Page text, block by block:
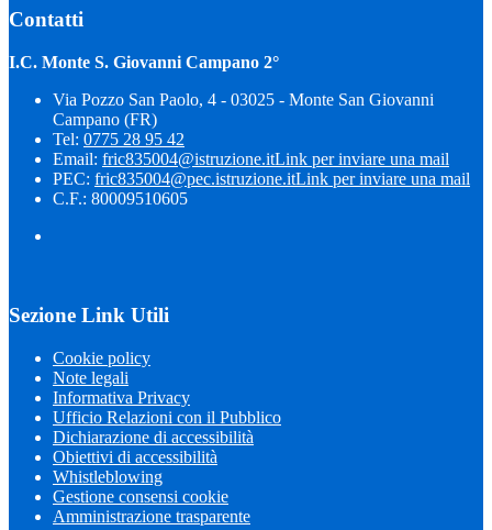
Contatti
I.C. Monte S. Giovanni Campano 2°
Via Pozzo San Paolo, 4 - 03025 - Monte San Giovanni
Campano (FR)
Tel: 0775 28 95 42
Email: fric835004@istruzione.itLink per inviare una mail
PEC: fric835004@pec.istruzione.itLink per inviare una mail
C.F.: 80009510605
Sezione Link Utili
Cookie policy
Note legali
Informativa Privacy
Ufficio Relazioni con il Pubblico
Dichiarazione di accessibilità
Obiettivi di accessibilità
Whistleblowing
Gestione consensi cookie
Amministrazione trasparente